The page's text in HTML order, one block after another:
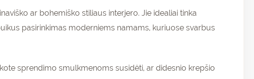
ar bohemiško stiliaus interjero. Jie idealiai tinka
pasirinkimas moderniems namams, kuriuose svarbus
sprendimo smulkmenoms susidėti, ar didesnio krepšio